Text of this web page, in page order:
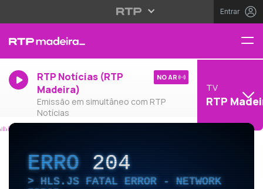
Entrar
RTP Notícias (RTP
Madeira)
Emissão em simultâneo com RTP
Notícias
NO AR
TV
RTP
ERRO204
HLS.JS FATAL ERROR - NETWORK